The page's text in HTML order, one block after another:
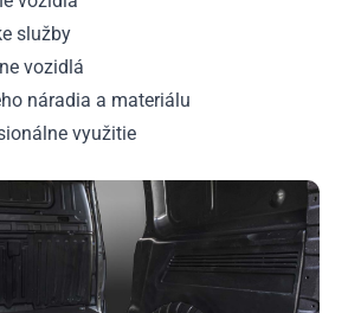
služby
vozidlá
náradia a materiálu
využitie